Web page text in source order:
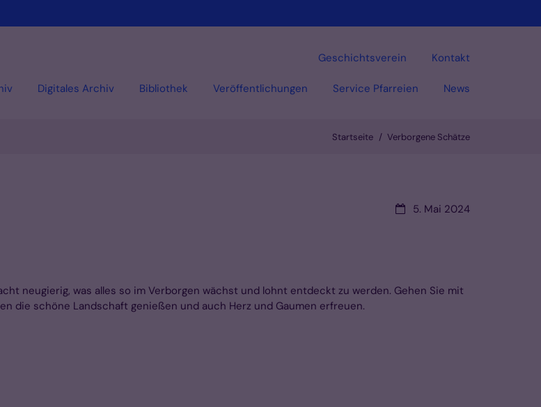
Digitales Archiv Bibliothek Veröffentlichungen Service Pfarreien News
Geschichtsverein Kontakt
Startseite Verborgene Schätze
Datum:5. Mai 2024
neugierig, was alles so im Verborgen wächst und lohnt entdeckt zu werden. Gehen Sie mit
die schöne Landschaft genießen und auch Herz und Gaumen erfreuen.